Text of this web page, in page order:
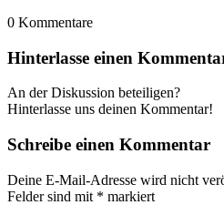
0 Kommentare
Hinterlasse einen
An der Diskussion beteiligen?
Hinterlasse uns deinen Kommentar!
Schreibe einen Kommentar
Deine E-Mail-Adresse wird nicht
Felder sind mit * markiert